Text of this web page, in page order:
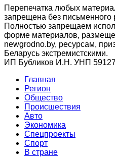
Перепечатка любых
запрещена без
Полностью запрещаем
форме материалов,
newgrodno.by, ресурсам,
Беларусь экстремистскими.
ИП Бубликов И.Н. УНП
Главная
Регион
Общество
Происшествия
Авто
Экономика
Спецпроекты
Cпорт
В стране